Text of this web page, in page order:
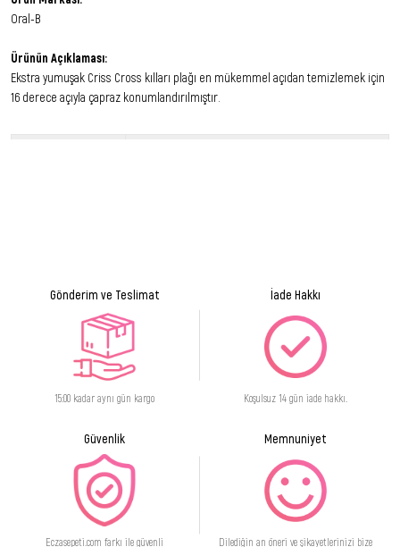
Oral-B
Ürünün Açıklaması:
Ekstra yumuşak Criss Cross kılları plağı en mükemmel açıdan temizlemek için
16 derece açıyla çapraz konumlandırılmıştır.
Gönderim ve Teslimat
15:00 kadar aynı gün kargo
İade Hakkı
Koşulsuz 14 gün iade hakkı.
Güvenlik
Eczasepeti.com farkı ile güvenli
Memnuniyet
Dilediğin an öneri ve şikayetlerinizi bize